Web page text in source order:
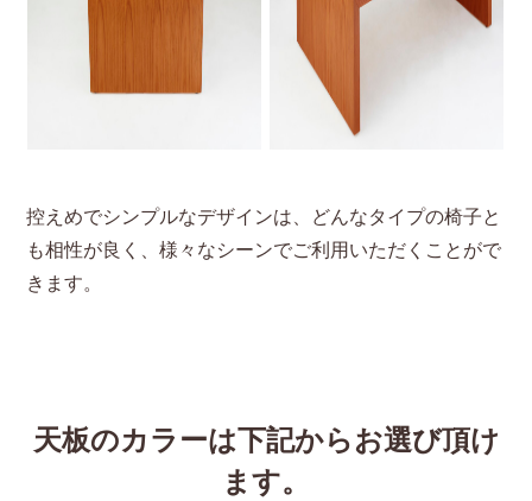
控えめでシンプルなデザインは、どんなタイプの椅子と
も相性が良く、様々なシーンでご利用いただくことがで
きます。
天板のカラーは下記からお選び頂け
ます。